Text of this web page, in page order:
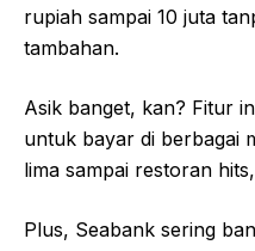
rupiah sampai 10 juta
tambahan.
Asik banget, kan? Fitur
untuk bayar di berbagai
lima sampai restoran
Plus, Seabank sering